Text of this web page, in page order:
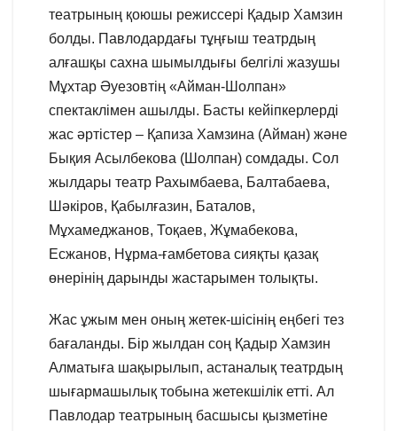
театрының қоюшы режиссері Қадыр Хамзин
болды. Павлодардағы тұңғыш театрдың
алғашқы сахна шымылдығы белгілі жазушы
Мұхтар Әуезовтің «Айман-Шолпан»
спектаклімен ашылды. Басты кейіпкерлерді
жас әртістер – Қапиза Хамзина (Айман) және
Бықия Асылбекова (Шолпан) сомдады. Сол
жылдары театр Рахымбаева, Балтабаева,
Шәкіров, Қабылғазин, Баталов,
Мұхамеджанов, Тоқаев, Жұмабекова,
Есжанов, Нұрма-ғамбетова сияқты қазақ
өнерінің дарынды жастарымен толықты.
Жас ұжым мен оның жетек-шісінің еңбегі тез
бағаланды. Бір жылдан соң Қадыр Хамзин
Алматыға шақырылып, астаналық театрдың
шығармашылық тобына жетекшілік етті. Ал
Павлодар театрының басшысы қызметіне